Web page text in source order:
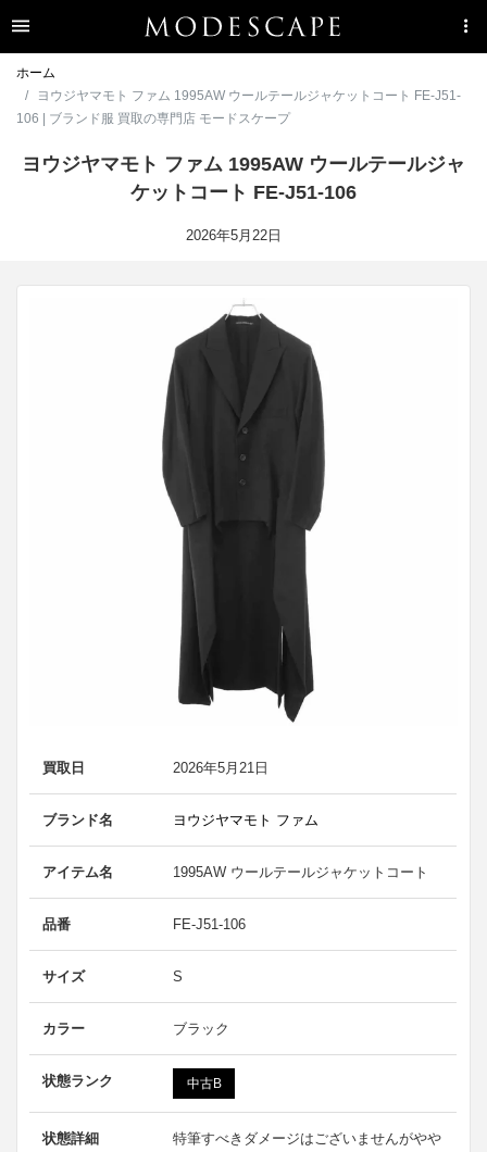
ホーム
ヨウジヤマモト ファム 1995AW ウールテールジャケットコート FE-J51-
106 | ブランド服 買取の専門店 モードスケープ
ヨウジヤマモト ファム 1995AW ウールテールジャ
ケットコート FE-J51-106
2026年5月22日
買取日 2026年5月21日
ブランド名 ヨウジヤマモト ファム
アイテム名 1995AW ウールテールジャケットコート
品番 FE-J51-106
サイズ S
カラー ブラック
状態ランク 中古B
状態詳細
特筆すべきダメージはございませんがやや